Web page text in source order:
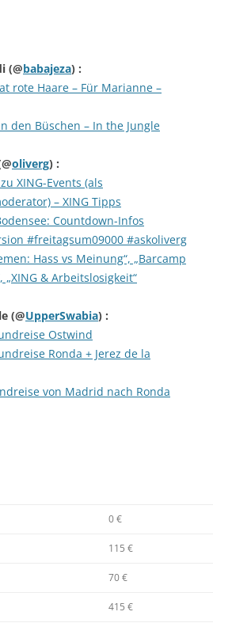
(@babajeza) :
rote Haare – Für Marianne –
den Büschen – In the Jungle
oliverg) :
XING-Events (als
– XING Tipps
Countdown-Infos
#freitagsum09000 #askoliverg
Hass vs Meinung“, „Barcamp
„XING & Arbeitslosigkeit“
(@UpperSwabia) :
Ostwind
Ronda + Jerez de la
von Madrid nach Ronda
0 €
115 €
70 €
415 €